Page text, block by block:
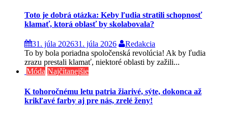
Toto je dobrá otázka: Keby ľudia stratili schopnosť
klamať, ktorá oblasť by skolabovala?
31. júla 202631. júla 2026
Redakcia
To by bola poriadna spoločenská revolúcia! Ak by ľudia
zrazu prestali klamať, niektoré oblasti by zažili...
Móda Najčítanejšie
K tohoročnému letu patria žiarivé, sýte, dokonca až
krikľavé farby aj pre nás, zrelé ženy!